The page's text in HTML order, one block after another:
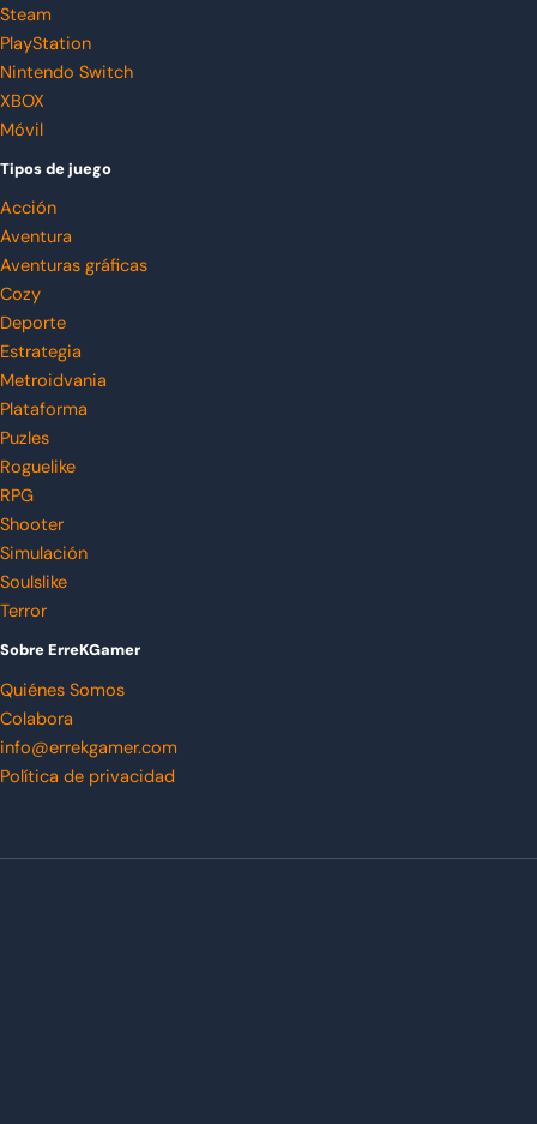
Steam
PlayStation
Nintendo Switch
XBOX
Móvil
Tipos de juego
Acción
Aventura
Aventuras gráficas
Cozy
Deporte
Estrategia
Metroidvania
Plataforma
Puzles
Roguelike
RPG
Shooter
Simulación
Soulslike
Terror
Sobre ErreKGamer
Quiénes Somos
Colabora
info@errekgamer.com
Política de privacidad